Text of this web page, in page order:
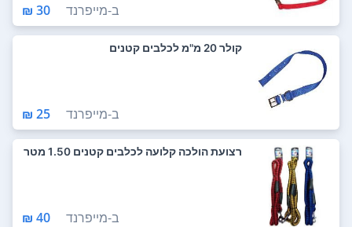
ב-מייפרנד 30 ₪
קולר 20 מ"מ לכלבים קטנים
ב-מייפרנד 25 ₪
רצועת הולכה קלועה לכלבים קטנים 1.50 מטר
ב-מייפרנד 40 ₪